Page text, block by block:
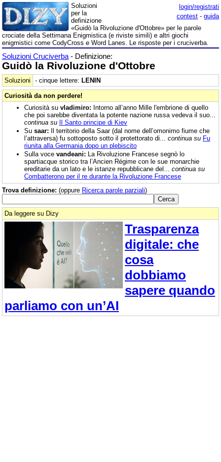
login/registrati
contest - guida
Soluzioni
per la
definizione
«Guidò la Rivoluzione d'Ottobre» per le parole
crociate della Settimana Enigmistica (e riviste simili) e altri giochi
enigmistici come CodyCross e Word Lanes. Le risposte per i cruciverba.
Soluzioni Cruciverba - Definizione:
Guidò la Rivoluzione d'Ottobre
Soluzioni - cinque lettere: LENIN
Curiosità da non perdere!
Curiosità su vladimiro: Intorno all’anno Mille l'embrione di quello
che poi sarebbe diventata la potente nazione russa vedeva il suo...
continua su Il Santo principe di Kiev
Su saar: Il territorio della Saar (dal nome dell’omonimo fiume che
l’attraversa) fu sottoposto sotto il protettorato di... continua su Fu
riunita alla Germania dopo un plebiscito
Sulla voce vandeani: La Rivoluzione Francese segnò lo
spartiacque storico tra l’Ancien Régime con le sue monarchie
ereditarie da un lato e le istanze repubblicane del... continua su
Combatterono per il re durante la Rivoluzione Francese
Trova definizione: (oppure Ricerca parole parziali)
Da leggere su Dizy
Trasparenza
digitale: che
cosa
dobbiamo
sapere quando
parliamo con un’AI